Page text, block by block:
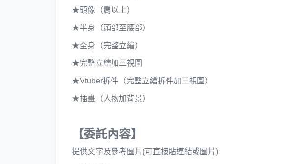
★頭像（肩以上）
★半身（頭部至腰部）
★全身（完整立繪）
★完整立繪加三視圖
★Vtuber拆件（完整立繪拆件加三視圖）
★插畫（人物加背景）
【委託內容】
提供文字及參考圖片(可直接貼連結或圖片)